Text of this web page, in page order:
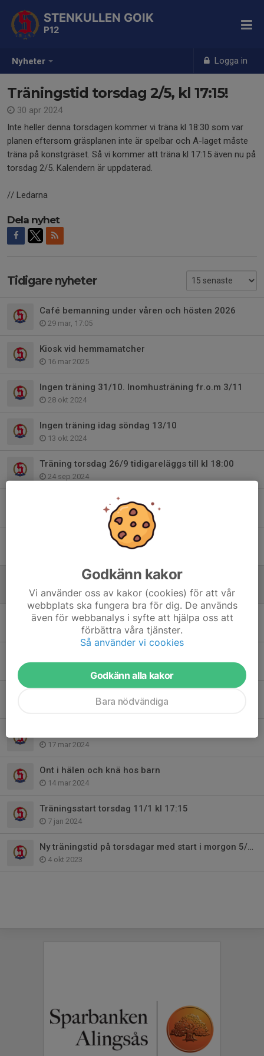
Nyheter Logga in
STENKULLEN GOIK
P12
Träningstid torsdag 2/5, kl 17:15!
30 apr 2024
Inte heller denna torsdagen kommer vi träna kl 18:30 som var
planen eftersom gräsplanen inte är spelbar och A-laget måste
träna på konstgräset. Så vi kommer att träna kl 17:15 även nu på
torsdag 2/5. Kalendern är uppdaterad.
// Ledarna
Dela nyhet
Tidigare nyheter
Café bemanning under våren och hösten 2026
29 mar, 17:05
Kiosk vid hemmamatcher
16 mar 2025
Ingen träning 31/10. Inomhusträning fr.o.m 3/11
28 okt 2024
Ingen träning idag söndag 13/10
13 okt 2024
Träning torsdag 26/9 tidigareläggs till kl 18:00
24 sep 2024
Besök av f.d landslagstränaren Erik Hamrén 13/5
Träningstid torsdag 2/5, kl 17:15!
30 apr 2024
Träningstid torsdag 25/4
22 apr 2024
17 mar 2024
Ont i hälen och knä hos barn
14 mar 2024
Träningsstart torsdag 11/1 kl 17:15
7 jan 2024
Ny träningstid på torsdagar med start i morgon 5/10!
4 okt 2023
Godkänn kakor
Vi använder oss av kakor (cookies) för att vår
webbplats ska fungera bra för dig. De används
även för webbanalys i syfte att hjälpa oss att
förbättra våra tjänster.
Så använder vi cookies
Godkänn alla kakor
Bara nödvändiga